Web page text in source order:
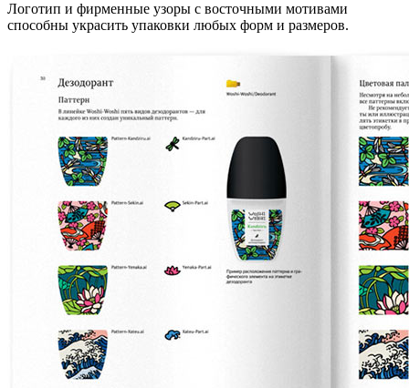
Логотип и фирменные узоры с восточными мотивами
способны украсить упаковки любых форм и размеров.